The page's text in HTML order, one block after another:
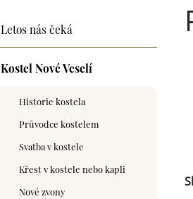
Letos nás čeká
Kostel Nové Veselí
Historie kostela
Průvodce kostelem
Svatba v kostele
Křest v kostele nebo kapli
Nové zvony